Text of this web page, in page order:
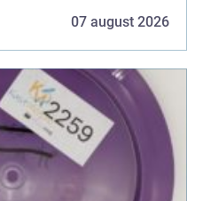
07 august 2026